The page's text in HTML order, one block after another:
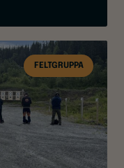
FELTGRUPPA